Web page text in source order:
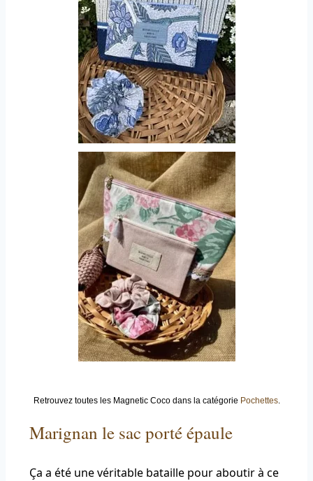
Retrouvez toutes les Magnetic Coco dans la catégorie Pochettes.
Marignan le sac porté épaule
Ça a été une véritable bataille pour aboutir à ce